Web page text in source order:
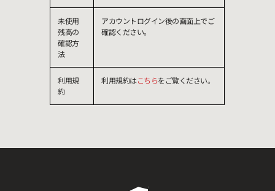
未使用
残高の
確認方
法
アカウントログイン後の画面上でご
確認ください。
利用規
約
利用規約はこちらをご覧ください。